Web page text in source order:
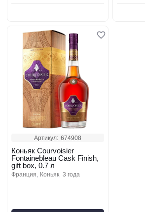
Артикул: 674908
Коньяк Courvoisier
Fontainebleau Cask Finish,
gift box, 0.7 л
франция коньяк 3 года